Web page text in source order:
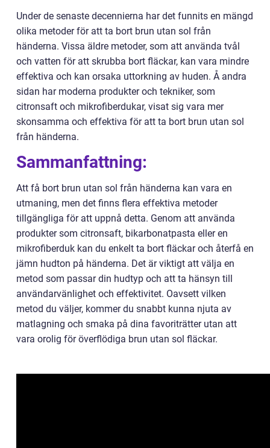
Under de senaste decennierna har det funnits en mängd
olika metoder för att ta bort brun utan sol från
händerna. Vissa äldre metoder, som att använda tvål
och vatten för att skrubba bort fläckar, kan vara mindre
effektiva och kan orsaka uttorkning av huden. Å andra
sidan har moderna produkter och tekniker, som
citronsaft och mikrofiberdukar, visat sig vara mer
skonsamma och effektiva för att ta bort brun utan sol
från händerna.
Sammanfattning:
Att få bort brun utan sol från händerna kan vara en
utmaning, men det finns flera effektiva metoder
tillgängliga för att uppnå detta. Genom att använda
produkter som citronsaft, bikarbonatpasta eller en
mikrofiberduk kan du enkelt ta bort fläckar och återfå en
jämn hudton på händerna. Det är viktigt att välja en
metod som passar din hudtyp och att ta hänsyn till
användarvänlighet och effektivitet. Oavsett vilken
metod du väljer, kommer du snabbt kunna njuta av
matlagning och smaka på dina favoriträtter utan att
vara orolig för överflödiga brun utan sol fläckar.